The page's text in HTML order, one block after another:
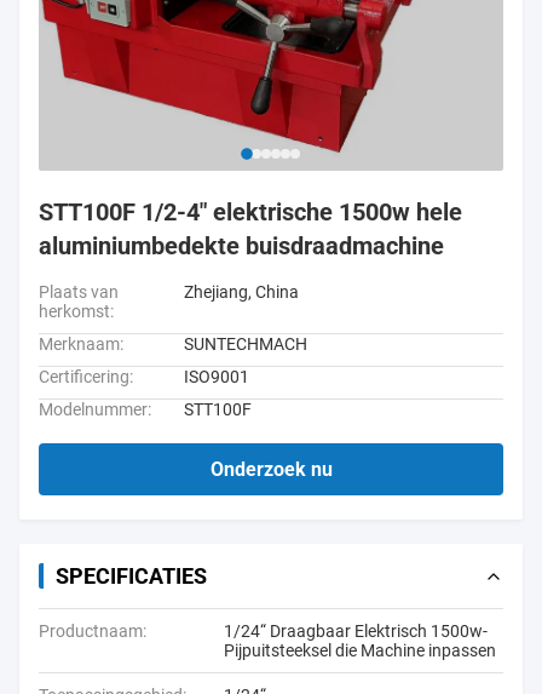
STT100F 1/2-4" elektrische 1500w hele
aluminiumbedekte buisdraadmachine
Plaats van
herkomst:
Zhejiang, China
Merknaam:
SUNTECHMACH
Certificering:
ISO9001
Modelnummer:
STT100F
Onderzoek nu
SPECIFICATIES
Productnaam:
1/24“ Draagbaar Elektrisch 1500w-
Pijpuitsteeksel die Machine inpassen